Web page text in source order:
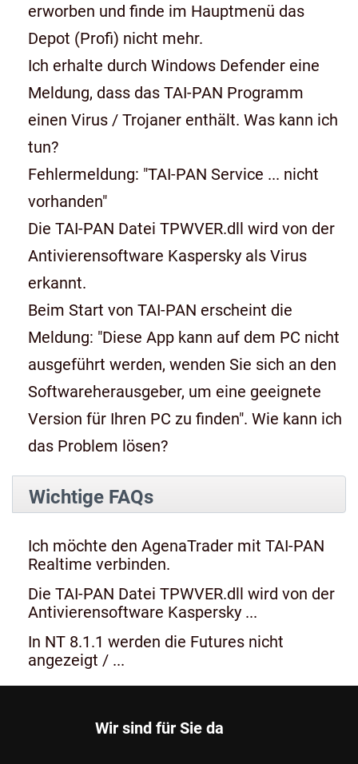
erworben und finde im Hauptmenü das
Depot (Profi) nicht mehr.
Ich erhalte durch Windows Defender eine
Meldung, dass das TAI-PAN Programm
einen Virus / Trojaner enthält. Was kann ich
tun?
Fehlermeldung: "TAI-PAN Service ... nicht
vorhanden"
Die TAI-PAN Datei TPWVER.dll wird von der
Antivierensoftware Kaspersky als Virus
erkannt.
Beim Start von TAI-PAN erscheint die
Meldung: "Diese App kann auf dem PC nicht
ausgeführt werden, wenden Sie sich an den
Softwareherausgeber, um eine geeignete
Version für Ihren PC zu finden". Wie kann ich
das Problem lösen?
Wichtige FAQs
Ich möchte den AgenaTrader mit TAI-PAN
Realtime verbinden.
Die TAI-PAN Datei TPWVER.dll wird von der
Antivierensoftware Kaspersky ...
In NT 8.1.1 werden die Futures nicht
angezeigt / ...
Wir sind für Sie da